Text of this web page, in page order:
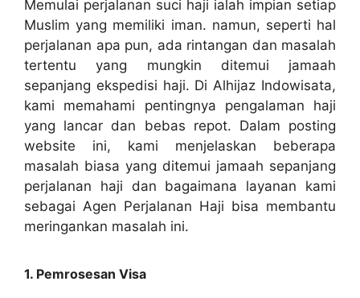
Memulai perjalanan suci haji ialah impian setiap
Muslim yang memiliki iman. namun, seperti hal
perjalanan apa pun, ada rintangan dan masalah
tertentu yang mungkin ditemui jamaah
sepanjang ekspedisi haji. Di Alhijaz Indowisata,
kami memahami pentingnya pengalaman haji
yang lancar dan bebas repot. Dalam posting
website ini, kami menjelaskan beberapa
masalah biasa yang ditemui jamaah sepanjang
perjalanan haji dan bagaimana layanan kami
sebagai Agen Perjalanan Haji bisa membantu
meringankan masalah ini.
1. Pemrosesan Visa